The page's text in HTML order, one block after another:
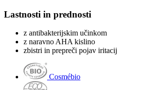
Lastnosti in prednosti
z antibakterijskim učinkom
z naravno AHA kislino
zbistri in prepreči pojav iritacij
Cosmébio